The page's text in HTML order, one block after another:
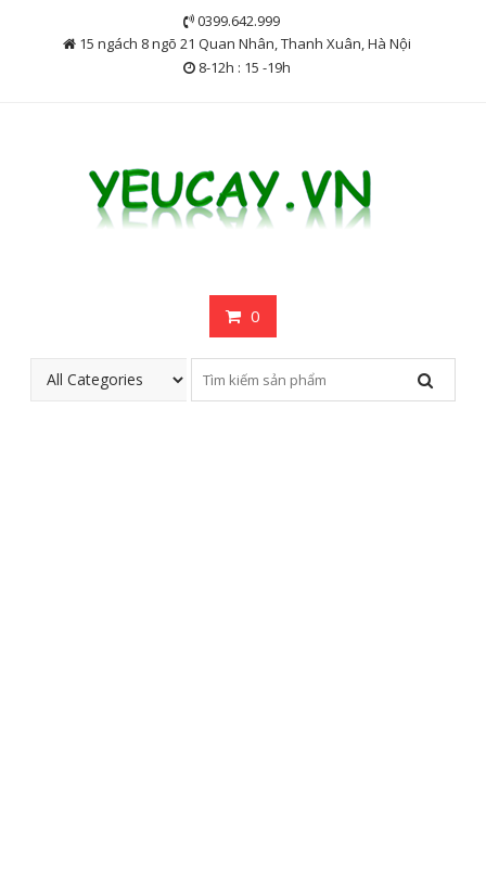
0399.642.999
15 ngách 8 ngõ 21 Quan Nhân, Thanh Xuân, Hà Nội
8-12h : 15 -19h
0